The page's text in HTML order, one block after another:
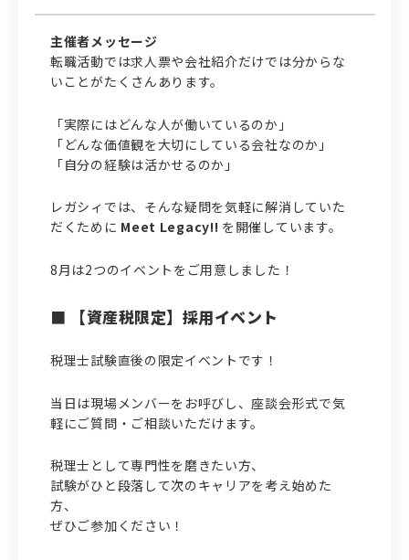
主催者メッセージ
転職活動では求人票や会社紹介だけでは分からな
いことがたくさんあります。
「実際にはどんな人が働いているのか」
「どんな価値観を大切にしている会社なのか」
「自分の経験は活かせるのか」
レガシィでは、そんな疑問を気軽に解消していた
だくために Meet Legacy!! を開催しています。
8月は2つのイベントをご用意しました！
■ 【資産税限定】採用イベント
税理士試験直後の限定イベントです！
当日は現場メンバーをお呼びし、座談会形式で気
軽にご質問・ご相談いただけます。
税理士として専門性を磨きたい方、
試験がひと段落して次のキャリアを考え始めた
方、
ぜひご参加ください！